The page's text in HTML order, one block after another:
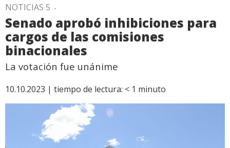
NOTICIAS 5 .
Senado aprobó inhibiciones para
cargos de las comisiones
binacionales
La votación fue unánime
10.10.2023 | tiempo de lectura: < 1 minuto